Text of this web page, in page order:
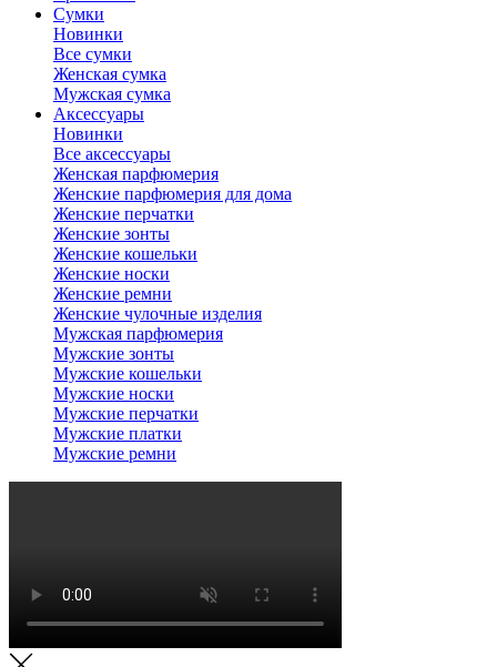
Сумки
Новинки
Все сумки
Женская сумка
Мужская сумка
Аксессуары
Новинки
Все аксессуары
Женская парфюмерия
Женские парфюмерия для дома
Женские перчатки
Женские зонты
Женские кошельки
Женские носки
Женские ремни
Женские чулочные изделия
Мужская парфюмерия
Мужские зонты
Мужские кошельки
Мужские носки
Мужские перчатки
Мужские платки
Мужские ремни